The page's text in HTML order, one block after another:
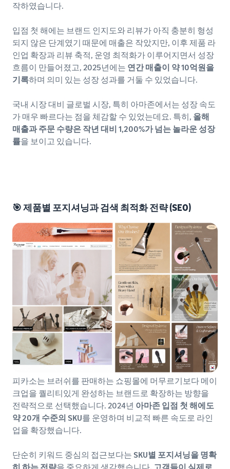
작하였습니다.
입점 첫 해에는 브랜드 인지도와 리뷰가 아직 충분히 형성
되지 않은 단계였기 때문에 매출은 작았지만, 이후 제품 라
인업 확장과 리뷰 축적, 운영 최적화가 이루어지면서 성장
흐름이 만들어졌고, 2025년에는 연간 매출이 약 10억원을
기록하며 의미 있는 성장 성과를 거둘 수 있었습니다.
국내 시장 대비 글로벌 시장, 특히 아마존에서는 성장 속도
가 매우 빠르다는 점을 체감할 수 있었는데요. 특히, 올해
매출과 주문 수량은 작년 대비 1,200%가 넘는 놀라운 성장
률을 보이고 있습니다.
🎯 제품별 포지셔닝과 검색 최적화 전략 (SEO)
피카소는 브러쉬를 판매하는 쇼핑몰에 머무르기보다 메이
크업을 퀄리티있게 완성하는 브랜드로 확장하는 방향을
전략적으로 선택했습니다. 2024년 아마존 입점 첫 해에도
약 20개 수준의 SKU를 운영하며 비교적 빠른 속도로 라인
업을 확장했습니다.
단순히 키워드 중심의 접근보다는 SKU별 포지셔닝을 명확
히 하는 전략을 중요하게 생각했습니다. 고객들이 실제로